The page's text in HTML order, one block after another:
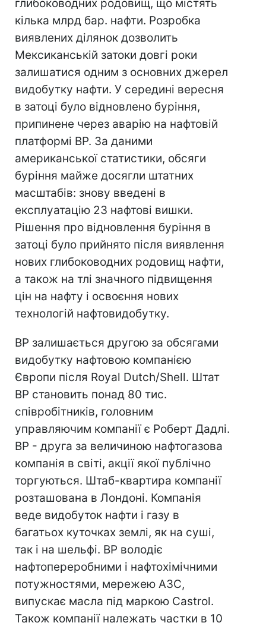
глибоководних родовищ, що містять
кілька млрд бар. нафти. Розробка
виявлених ділянок дозволить
Мексиканській затоки довгі роки
залишатися одним з основних джерел
видобутку нафти. У середині вересня
в затоці було відновлено буріння,
припинене через аварію на нафтовій
платформі BP. За даними
американської статистики, обсяги
буріння майже досягли штатних
масштабів: знову введені в
експлуатацію 23 нафтові вишки.
Рішення про відновлення буріння в
затоці було прийнято після виявлення
нових глибоководних родовищ нафти,
а також на тлі значного підвищення
цін на нафту і освоєння нових
технологій нафтовидобутку.
BP залишається другою за обсягами
видобутку нафтовою компанією
Європи після Royal Dutch/Shell. Штат
BP становить понад 80 тис.
співробітників, головним
управляючим компанії є Роберт Дадлі.
BP - друга за величиною нафтогазова
компанія в світі, акції якої публічно
торгуються. Штаб-квартира компанії
розташована в Лондоні. Компанія
веде видобуток нафти і газу в
багатьох куточках землі, як на суші,
так і на шельфі. BP володіє
нафтопереробними і нафтохімічними
потужностями, мережею АЗС,
випускає масла під маркою Castrol.
Також компанії належать частки в 10